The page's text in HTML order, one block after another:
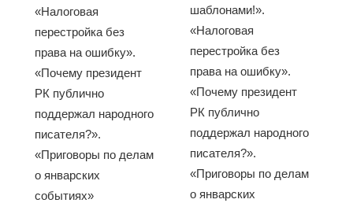
«Налоговая
перестройка без
права на ошибку».
«Почему президент
РК публично
поддержал народного
писателя?».
«Приговоры по делам
о январских
событиях»
шаблонами!».
«Налоговая
перестройка без
права на ошибку».
«Почему президент
РК публично
поддержал народного
писателя?».
«Приговоры по делам
о январских